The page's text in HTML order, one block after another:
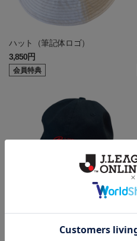
ハット（筆記体ロゴ）
3,850円
会員特典